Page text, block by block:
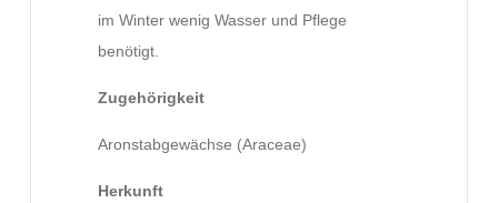
im Winter wenig Wasser und Pflege
benötigt.
Zugehörigkeit
Aronstabgewächse (Araceae)
Herkunft